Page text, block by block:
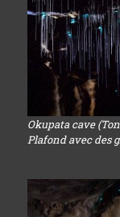
Okupata cave
Plafond avec des